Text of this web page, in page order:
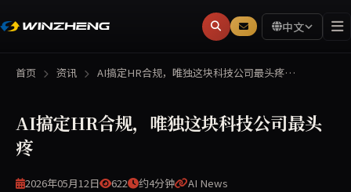
中文
首页 资讯 AI搞定HR合规，唯独这块科技公司最头疼…
AI搞定HR合规，唯独这块科技公司最头
疼
2026年05月12日 622 约4分钟 AI News